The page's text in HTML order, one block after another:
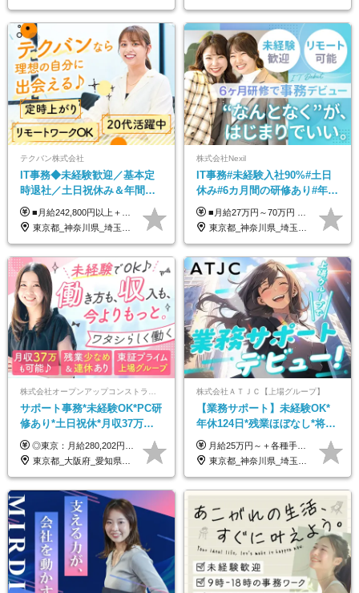
テクバン株式会社
IT事務◆未経験歓迎／基本定
時退社／土日祝休み＆年間休
日123日／賞与年2回／研修制
度充実／リモートOK
■月給242,800円以上＋諸手当＋賞与年2回＋業績賞与 ※固定残業代32,813円～/20時間分を含む ※超過分は別途支給 ※経験・年齢を考慮の上、当社規定により決定 ※試用期間6ヵ月間（待遇に差異なし）
東京都_神奈川県_埼玉県_千葉県
株式会社Nexil
IT事務#未経験入社90%#土日
休み#6カ月間の研修あり#年休
125日以上#残業月5h以下#リ
モート可
■月給27万円～70万円 ※経験・スキルなどを考慮して決定します。 ※上記金額には固定残業代（月15時間相当分／26,300円～73,500円）を含みます。 超過分は別途支給します。 ★最大200万円の昇給アップを叶えたメンバーも！ ￣￣￣V￣￣￣￣￣￣￣￣￣￣￣￣￣￣￣￣￣￣￣ 社員の頑張りはしっかり評価・還元！ はじめは経験がなくても、頑張り次第で早期キャリアアップも狙える環境が充実！ 実際に、昇給で最大200万円給与が上がった先輩社員も活躍中！ 社員のモチベーションも高く維持しながら働けます◎ ★一人でも多くの方とお会いしたいと考えています！ ￣￣￣V￣￣￣￣￣￣￣￣￣￣￣￣￣￣￣￣￣￣￣￣ 現在活躍中の先輩たちの前職は、営業や飲食、 美容師や銀行員、アパレル店員など、多彩！ パソコンが苦手だったメンバーも今では第一線で活躍中です！
東京都_神奈川県_埼玉県_千葉県_大阪府_愛知県_北海道_青森県_岩手県_宮城県_秋田県_山形県_福島県_茨城県_栃木県_群馬県_新潟県_山梨県_長野県_富山県_石川県_福井県_静岡県_岐阜県_三重県_兵庫県_京都府_滋賀県_奈良県_和歌山県_広島県_岡山県_鳥取県_島根県_山口県_徳島県_香川県_愛媛県_高知県_福岡県_熊本県_佐賀県_長崎県_大分県_宮崎県_鹿児島県_沖縄県
サポート事務*未経験OK*PC研
修あり*土日祝休*月収37万円
可*面接1回/o
◎東京：月給280,202円～402,430円 ◎大阪：月給269,824円～392,052円 ◎名古屋：月給285,967円～408,195円 ◎その他：月給265,212円～387,440円 ※試用期間3か月／待遇は研修期間中のみ変更あり （東京：23.9万円～、大阪：月給23.4万円～、名古屋：月給24.2万円～、その他：月給23.1万円～） ※固定残業代（配属後に支給）・一律手当を含む ※固定残業代は残業がない場合も支給し、超過分は別途支給する ※年齢、経験、能力を考慮し、支給額を決定します。
東京都_大阪府_愛知県_北海道_宮城県_新潟県_石川県_静岡県_広島県_福岡県_沖縄県
株式会社ＡＴＪＣ【上場グループ】
【業務サポート】未経験OK*
年休124日*残業ほぼなし*将来
活かせる専門スキル
月給25万円～＋各種手当（家族、資格、住宅など） ★ご経験をお持ちの方は前職給与保証！ ※試用期間は6ヶ月 ※上記には固定残業代（33,784円～／20時間分）を含みます。超過分は追加支給致します。 ※経験・スキル・能力を考慮して決定します。ご経験者の方の経験フェーズは不問です。 ＜各種手当＞ 住宅手当／家族手当／資格手当／特別手当など
東京都_神奈川県_埼玉県_千葉県